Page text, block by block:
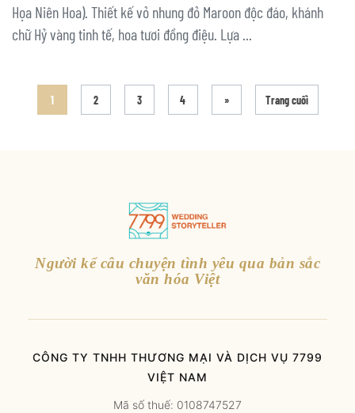
Họa Niên Hoa). Thiết kế vỏ nhung đỏ Maroon độc đáo, khánh
chữ Hỷ vàng tinh tế, hoa tươi đồng điệu. Lựa ...
1 2 3 4 » Trang cuối
Người kể câu chuyện tình yêu qua bản sắc
văn hóa Việt
CÔNG TY TNHH THƯƠNG MẠI VÀ DỊCH VỤ 7799
VIỆT NAM
Mã số thuế: 0108747527